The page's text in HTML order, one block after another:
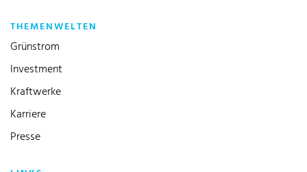
THEMENWELTEN
Grünstrom
Investment
Kraftwerke
Karriere
Presse